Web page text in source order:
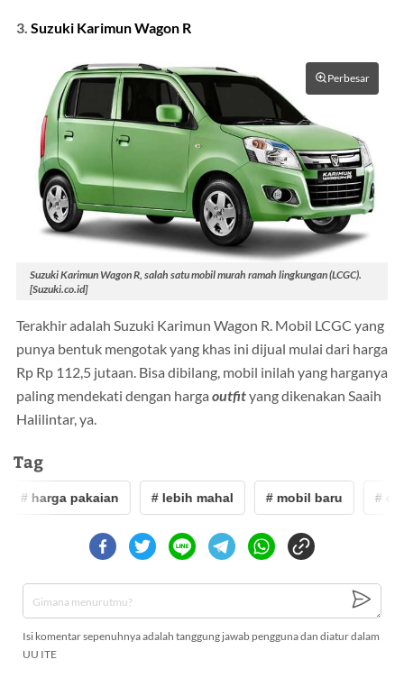
3. Suzuki Karimun Wagon R
Perbesar
Suzuki Karimun Wagon R, salah satu mobil murah ramah lingkungan (LCGC).
[Suzuki.co.id]
Terakhir adalah Suzuki Karimun Wagon R. Mobil LCGC yang
punya bentuk mengotak yang khas ini dijual mulai dari harga
Rp Rp 112,5 jutaan. Bisa dibilang, mobil inilah yang harganya
paling mendekati dengan harga outfityang dikenakan Saaih
Halilintar, ya.
Tag
harga pakaian # lebih mahal # mobil baru #
Isi komentar sepenuhnya adalah tanggung jawab pengguna dan diatur dalam
UU ITE